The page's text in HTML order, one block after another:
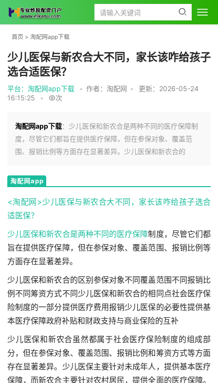
首页 > 淘配网app下载
少儿医保与新农合大不同，家长该咋给孩子
选合适医保？
平台：淘配网app下载 • 作者：淘配网 •
更新：2026-05-24
16:15:25
• 次
淘配网app下载：少儿医保和新农合是两种不同的医疗保障制
度，尽管它们都旨在提供医疗保障，但在参保对象、覆盖范
围、报销比例等方面存在显著差异。少儿医保和新农合的
淘配网app
<淘配网>少儿医保与新农合大不同，家长该咋给孩子选合
适医保？
少儿医保和新农合是两种不同的医疗保障制度，尽管它们都
旨在提供医疗保障，但在参保对象、覆盖范围、报销比例等
方面存在显著差异。
少儿医保和新农合的区别参保对象不同覆盖范围不同报销比
例不同筹资方式不同少儿医保和新农合的相同点社会医疗保
险制度的一部分提供医疗费用报销少儿医保的必要性提供基
本医疗保障政府补贴和财政支持与商业保险的互补
少儿医保和新农合虽然都属于社会医疗保险制度的组成部
分，但在参保对象、覆盖范围、报销比例和筹资方式等方面
存在显著差异。少儿医保主要针对未成年人，提供基本医疗
保障，而新农合主要针对农村居民，提供全面的医疗保障。